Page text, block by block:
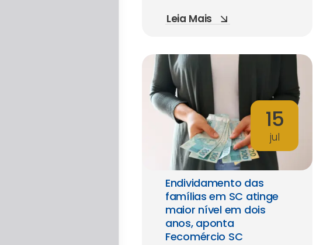
Leia Mais
15
jul
Endividamento das
famílias em SC atinge
maior nível em dois
anos, aponta
Fecomércio SC